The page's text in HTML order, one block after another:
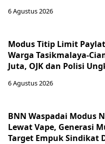
6 Agustus 2026
Modus Titip Limit
Warga Tasikmalaya-
Juta, OJK dan Polisi
6 Agustus 2026
BNN Waspadai Modus
Lewat Vape, Generasi
Target Empuk Sindikat